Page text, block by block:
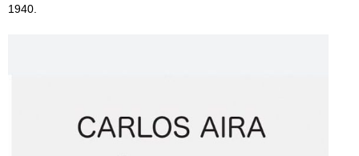
1940.